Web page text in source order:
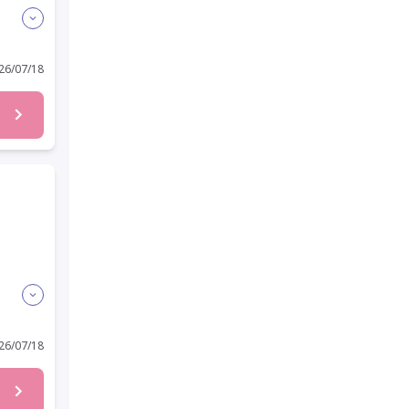
07/18
07/18